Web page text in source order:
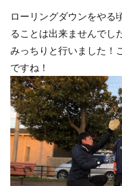
ローリングダウンをやる
ることは出来ませんでし
みっちりと行いました！
ですね！